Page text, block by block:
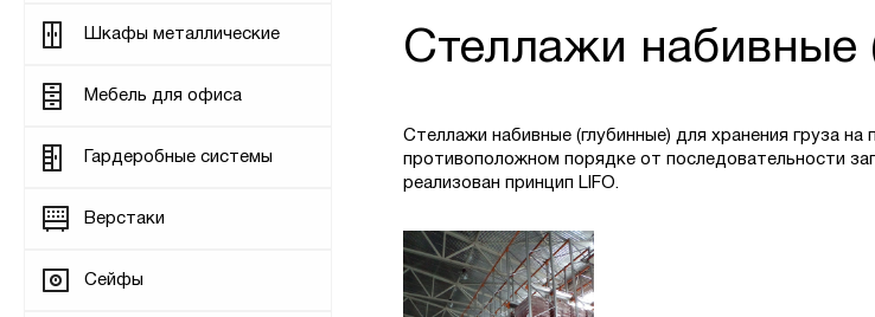
Шкафы металлические
Мебель для офиса
Гардеробные системы
Верстаки
Сейфы
Стеллажи набивные
Стеллажи набивные (глубинные) для хранения груза
противоположном порядке от последовательности
реализован принцип LIFO.